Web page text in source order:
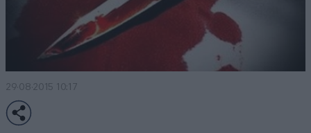
29·08·2015 10:17